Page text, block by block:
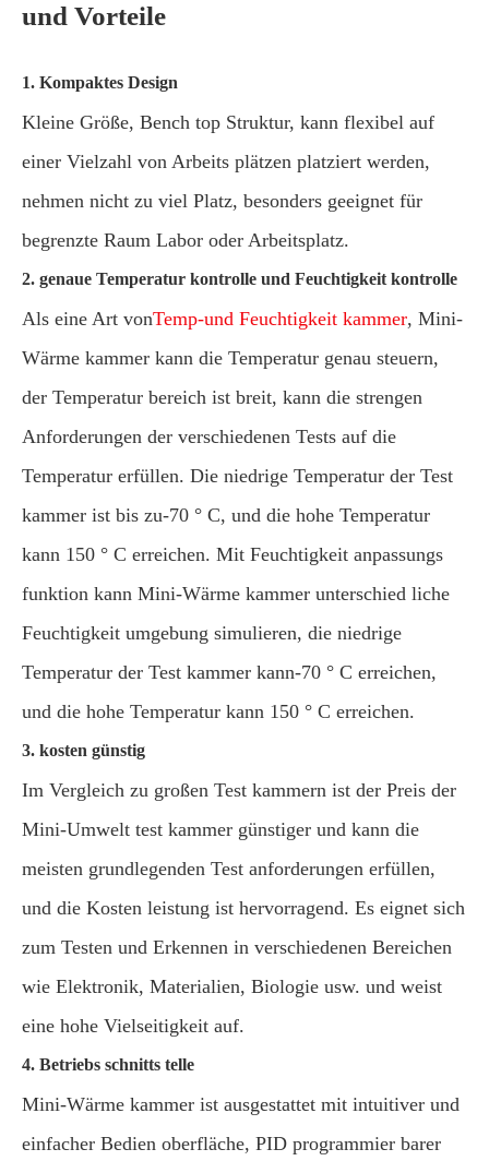
und Vorteile
1. Kompaktes Design
Kleine Größe, Bench top Struktur, kann flexibel auf
einer Vielzahl von Arbeits plätzen platziert werden,
nehmen nicht zu viel Platz, besonders geeignet für
begrenzte Raum Labor oder Arbeitsplatz.
2. genaue Temperatur kontrolle und Feuchtigkeit kontrolle
Als eine Art vonTemp-und Feuchtigkeit kammer, Mini-
Wärme kammer kann die Temperatur genau steuern,
der Temperatur bereich ist breit, kann die strengen
Anforderungen der verschiedenen Tests auf die
Temperatur erfüllen. Die niedrige Temperatur der Test
kammer ist bis zu-70 ° C, und die hohe Temperatur
kann 150 ° C erreichen. Mit Feuchtigkeit anpassungs
funktion kann Mini-Wärme kammer unterschied liche
Feuchtigkeit umgebung simulieren, die niedrige
Temperatur der Test kammer kann-70 ° C erreichen,
und die hohe Temperatur kann 150 ° C erreichen.
3. kosten günstig
Im Vergleich zu großen Test kammern ist der Preis der
Mini-Umwelt test kammer günstiger und kann die
meisten grundlegenden Test anforderungen erfüllen,
und die Kosten leistung ist hervorragend. Es eignet sich
zum Testen und Erkennen in verschiedenen Bereichen
wie Elektronik, Materialien, Biologie usw. und weist
eine hohe Vielseitigkeit auf.
4. Betriebs schnitts telle
Mini-Wärme kammer ist ausgestattet mit intuitiver und
einfacher Bedien oberfläche, PID programmier barer